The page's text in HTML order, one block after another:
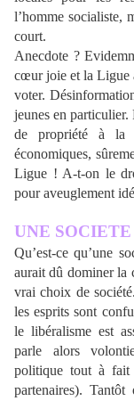
l’homme socialiste,
court.
Anecdote ?
cœur joie et la Ligue
voter.
jeunes en
de propriété à la
économiques,
Ligue ! A-t-on le
pour aveuglement
UNE
Qu’est-ce qu’une
aurait dû dominer la
vrai choix de société.
les esprits sont
le libéralisme est
parle alors
politique tout à fait
partenaires).